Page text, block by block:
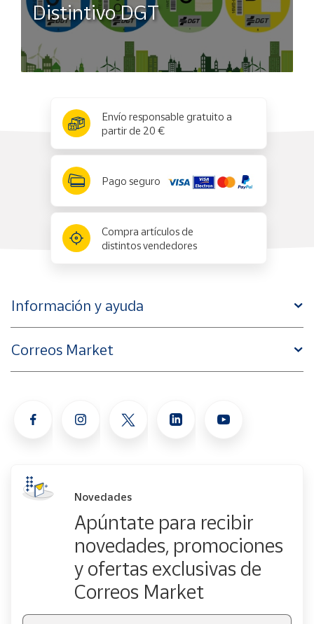
Distintivo DGT
Envío responsable gratuito a
partir de 20 €
Pago seguro
Compra artículos de
distintos vendedores
Información y ayuda
Correos Market
Novedades
Apúntate para recibir
novedades, promociones
y ofertas exclusivas de
Correos Market